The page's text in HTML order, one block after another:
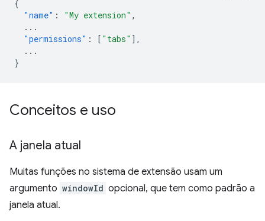
{
"name" : "My extension" ,
...
"permissions" : [ "tabs" ],
...
}
Conceitos e uso
A janela atual
Muitas funções no sistema de extensão usam um
argumento windowId opcional, que tem como padrão a
janela atual.